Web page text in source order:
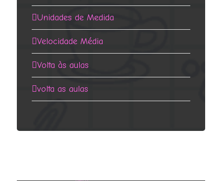
Unidades de Medida
Velocidade Média
Volta às aulas
volta as aulas